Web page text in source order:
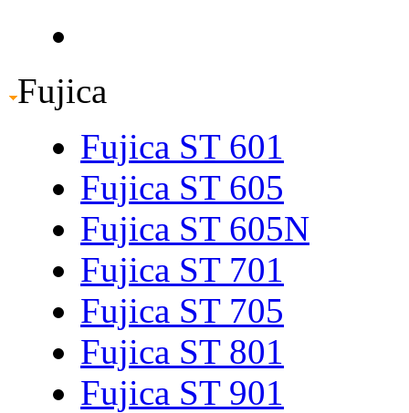
Fujica
Fujica ST 601
Fujica ST 605
Fujica ST 605N
Fujica ST 701
Fujica ST 705
Fujica ST 801
Fujica ST 901